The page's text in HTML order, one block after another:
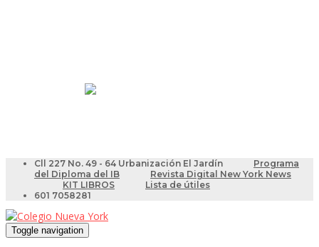
Cll 227 No. 49 - 64 Urbanización El Jardín
Programa
del Diploma del IB
Revista Digital New York News
KIT LIBROS
Lista de útiles
601 7058281
Toggle navigation